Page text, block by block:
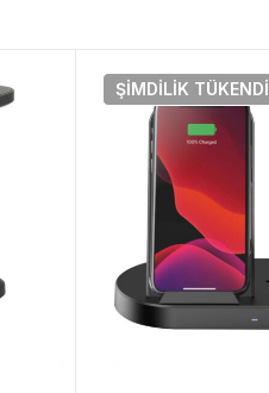
ŞIMDILIK TÜKENDI